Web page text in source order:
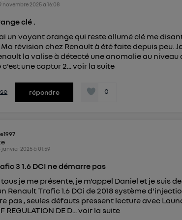
novembre 2025à16:08
clé .
un voyant orange qui reste allumé clé me
révision chez Renault à été faite depuis peu.
la valise à détecté une anomalie au niveau
une captur 2...voir la suite
répondre 0
janvier 2025à 01:59
3 1.6 DCI ne démarre pas
je me présente, je m'appel Daniel et je suis
Renault Trafic 1.6 DCi de 2018 système
pas , seules défauts pressent lecture avec
REGULATION DE D...voir la suite